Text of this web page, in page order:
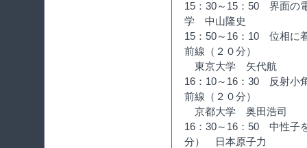
15：30～15：50 界面の
学 中山隆史
15：50～16：10 位相に
前線（２０分）
東京大学 矢代航
16：10～16：30 反射小
前線（２０分）
京都大学 奥田浩司
16：30～16：50 中性子
分） 日本原子力